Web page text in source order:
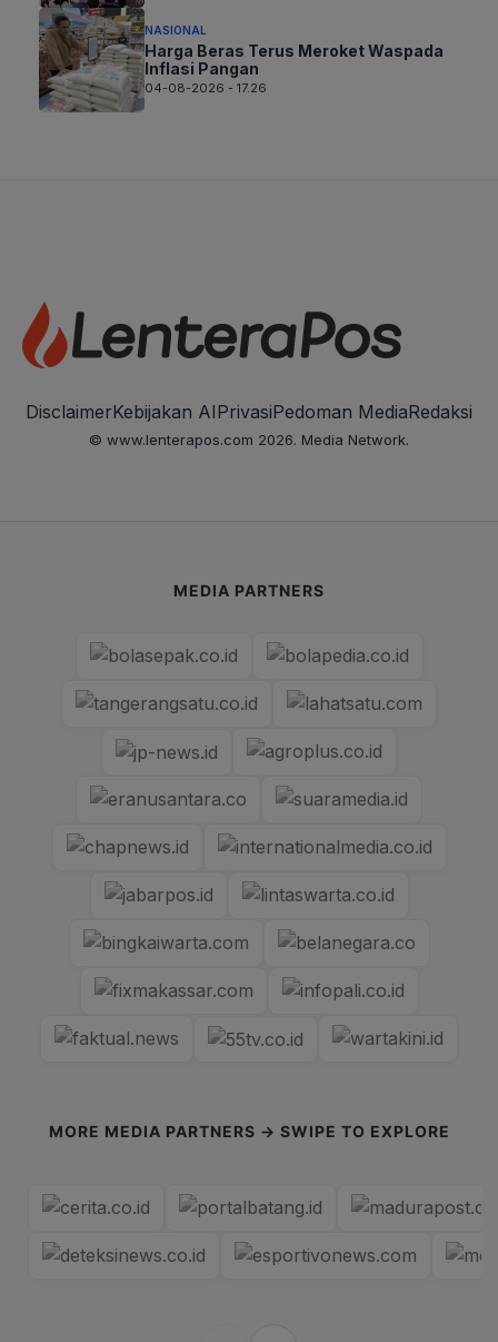
NASIONAL
Harga Beras Terus Meroket Waspada
Inflasi Pangan
04-08-2026 - 17.26
DisclaimerKebijakan AIPrivasiPedoman MediaRedaksi
© www.lenterapos.com 2026. Media Network.
MEDIA PARTNERS
MORE MEDIA PARTNERS → SWIPE TO EXPLORE